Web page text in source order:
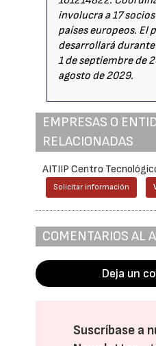
involucra a 17
países europeos. El
desarrollará durante
1 de septiembre de
agosto de 2029.
EMPRESAS O
RELACIONADAS
AITIIP Centro
Solicitar información
COMENTARIOS AL
Deja un
Suscríbase a